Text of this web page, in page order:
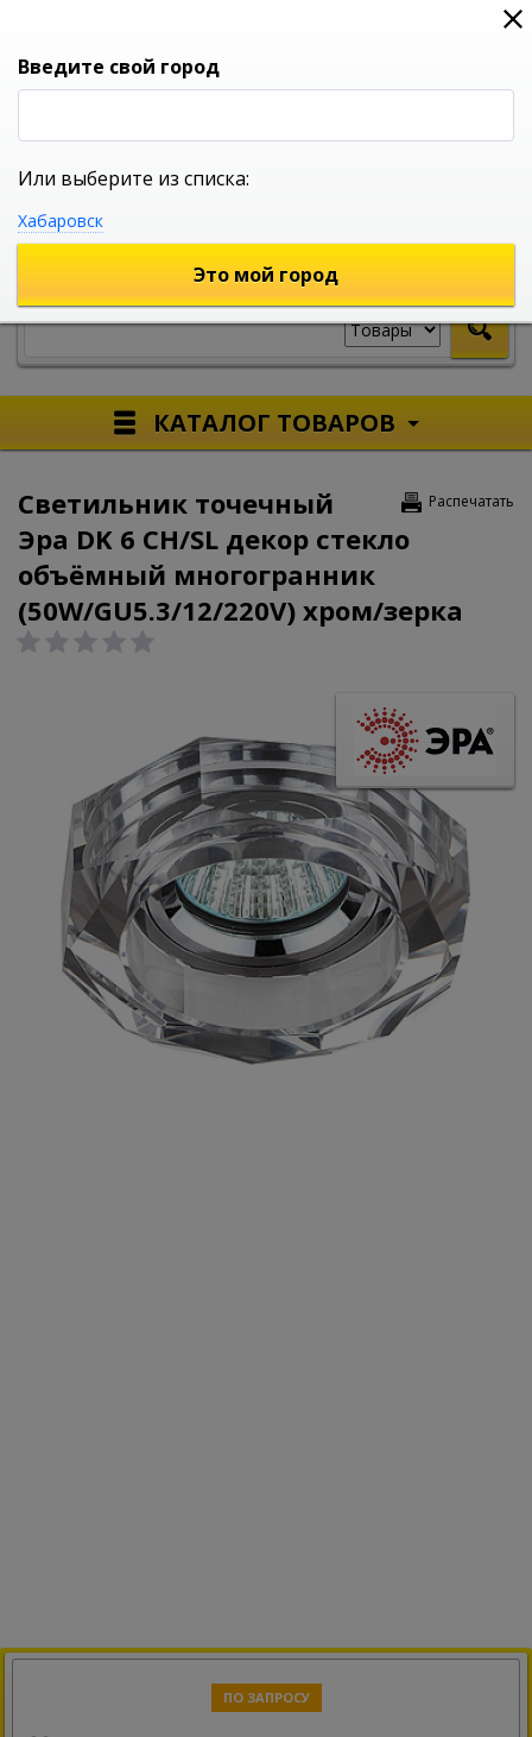
0
УНИВЕРСАЛЬНЫЙ ИНТЕРНЕТ МАГАЗИН
КАТАЛОГ ТОВАРОВ
Распечатать
Светильник точечный
Эра DK 6 CH/SL декор стекло
объёмный многогранник
(50W/GU5.3/12/220V) хром/зерка
ПО ЗАПРОСУ
Введите свой город
Или выберите из списка:
Хабаровск
Это мой город